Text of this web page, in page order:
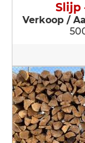
Slijp
Verkoop /